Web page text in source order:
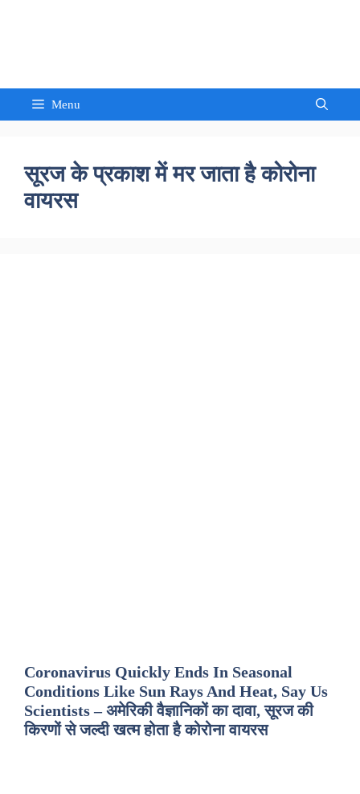
Menu
सूरज के प्रकाश में मर जाता है कोरोना
वायरस
Coronavirus Quickly Ends In Seasonal
Conditions Like Sun Rays And Heat, Say Us
Scientists – अमेरिकी वैज्ञानिकों का दावा, सूरज की
किरणों से जल्दी खत्म होता है कोरोना वायरस